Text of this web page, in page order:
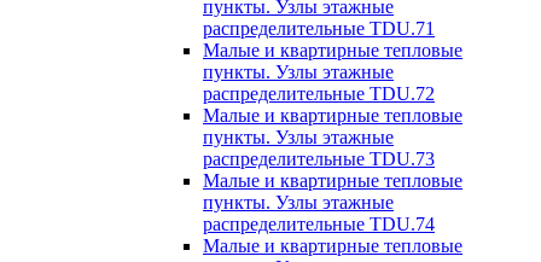
пункты. Узлы этажные
распределительные TDU.71
Малые и квартирные тепловые
пункты. Узлы этажные
распределительные TDU.72
Малые и квартирные тепловые
пункты. Узлы этажные
распределительные TDU.73
Малые и квартирные тепловые
пункты. Узлы этажные
распределительные TDU.74
Малые и квартирные тепловые